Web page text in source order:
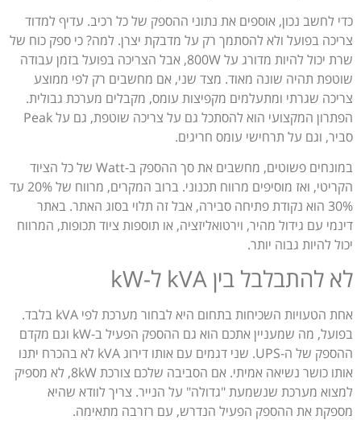
כדי לחשב נכון, אוספים את נתוני ההספק של כל רכיב. עדיף למדוד
צריכה בפועל ולא להסתמך רק על מדבקת יצרן. למה? כי ספק כוח של
שרת יכול להיות מדורג על 800W, אבל הצריכה בפועל בזמן עבודה
שוטפת תהיה שונה מאוד. מצד שני, אם מחשבים רק לפי ממוצע
צריכה שגרתי ומתעלמים מקפיצות עומס, מקבלים מערכת גבולית.
הפתרון המקצועי הוא להסתכל גם על צריכה שוטפת, גם על Peak
סביר, וגם על תרחישי עומס חריגים.
במונחים פשוטים, מחשבים את סך ההספק ב-Watt של כל הציוד
הקריטי, ואז מוסיפים מרווח תכנוני. ברוב המקרים, מרווח של 20% עד
30% הוא נקודת פתיחה סבירה, אבל זה תלוי בסוג האתר. באתר
דינמי עם גידול מהיר, וירטואליזציה, או תוספות ציוד תכופות, המרווח
יכול להיות גבוה יותר.
לא להתבלבל בין kVA ל-kW
אחת הטעויות השכיחות בתחום היא לבחור מערכת לפי kVA בלבד.
בפועל, מה שמעניין אתכם הוא גם ההספק הפעיל ב-kW וגם מקדם
ההספק של ה-UPS. שני דגמים עם אותו דירוג kVA לא בהכרח יתנו
אותו כושר נשיאה אמיתי. אם הסביבה שלכם צורכת 8kW, לא מספיק
למצוא מערכת שנשמעת "גדולה" על הנייר. צריך לוודא שהיא
מספקת את ההספק הפעיל הנדרש, עם רזרבה מתאימה.